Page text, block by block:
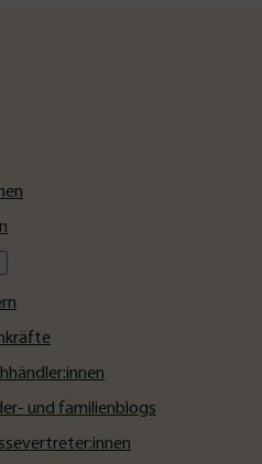
und familienblogs